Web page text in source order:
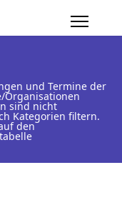
und Termine der
Organisationen
sind nicht
Kategorien filtern.
den